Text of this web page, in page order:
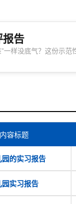
报告
一样没底气？这份示
子“真干过”的踏实劲
写出专业感和人情味！
内容标题
园的实习报告
园实习报告